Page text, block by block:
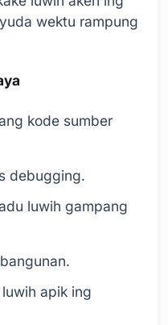
wektu rampung
kode sumber
debugging.
luwih gampang
apik ing